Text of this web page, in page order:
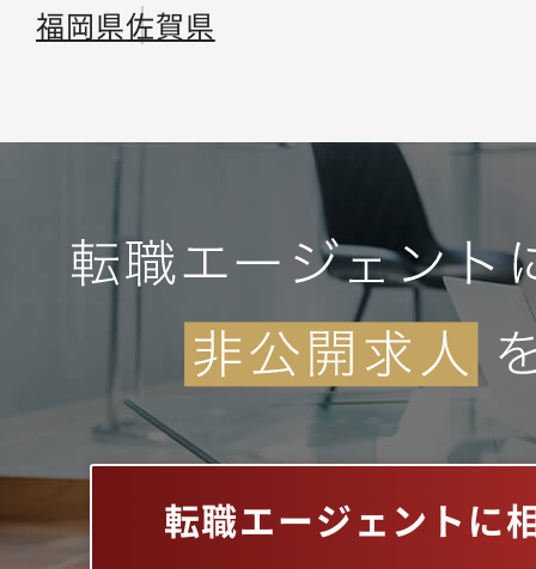
福岡県佐賀県
転職エージェントに